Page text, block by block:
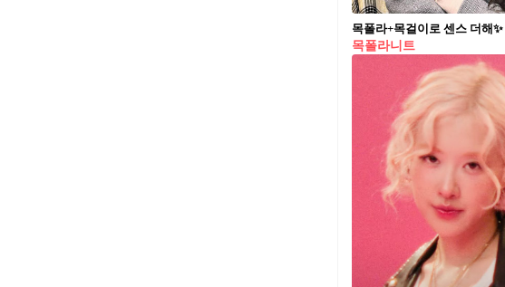
목폴라+목걸이로 센스 더해✨
목폴라니트